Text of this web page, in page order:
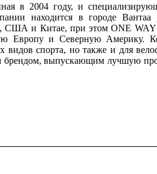
в 2004 году, и
находится в городе Вантаа
США и Китае, при этом ONE WAY
Европу и Северную Америку.
видов спорта, но также и для
брендом, выпускающим лучшую